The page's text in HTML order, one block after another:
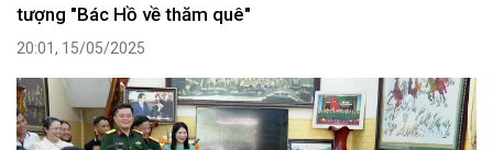
tượng "Bác Hồ về thăm quê"
20:01, 15/05/2025